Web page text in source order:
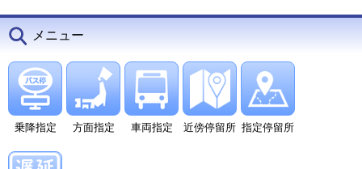
メニュー
乗降指定 方面指定 車両指定 近傍停留所 指定停留所